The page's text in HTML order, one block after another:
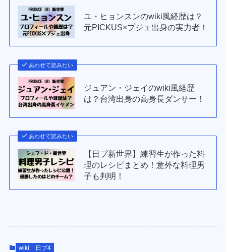
ユ・ヒョンスンのwiki風経歴は？
元PICKUS×プジェ出身の実力者！
あわせて読みたい
ジュアン・ジェイのwiki風経歴
は？台湾出身の高身長ダンサー！
あわせて読みたい
【日プ新世界】練習生が作った料
理のレシピまとめ！意外な料理男
子も判明！
wiki 日プ4